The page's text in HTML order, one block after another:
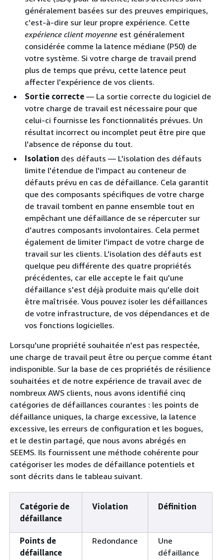
généralement basées sur des preuves empiriques,
c'est-à-dire sur leur propre expérience. Cette
expérience client moyenne est généralement
considérée comme la latence médiane (P50) de
votre système. Si votre charge de travail prend
plus de temps que prévu, cette latence peut
affecter l'expérience de vos clients.
Sortie correcte — La sortie correcte du logiciel de
votre charge de travail est nécessaire pour que
celui-ci fournisse les fonctionnalités prévues. Un
résultat incorrect ou incomplet peut être pire que
l'absence de réponse du tout.
Isolation des défauts — L'isolation des défauts
limite l'étendue de l'impact au conteneur de
défauts prévu en cas de défaillance. Cela garantit
que des composants spécifiques de votre charge
de travail tombent en panne ensemble tout en
empêchant une défaillance de se répercuter sur
d'autres composants involontaires. Cela permet
également de limiter l'impact de votre charge de
travail sur les clients. L'isolation des défauts est
quelque peu différente des quatre propriétés
précédentes, car elle accepte le fait qu'une
défaillance s'est déjà produite mais qu'elle doit
être maîtrisée. Vous pouvez isoler les défaillances
de votre infrastructure, de vos dépendances et de
vos fonctions logicielles.
Lorsqu'une propriété souhaitée n'est pas respectée,
une charge de travail peut être ou perçue comme étant
indisponible. Sur la base de ces propriétés de résilience
souhaitées et de notre expérience de travail avec de
nombreux AWS clients, nous avons identifié cinq
catégories de défaillances courantes : les points de
défaillance uniques, la charge excessive, la latence
excessive, les erreurs de configuration et les bogues,
et le destin partagé, que nous avons abrégés en
SEEMS. Ils fournissent une méthode cohérente pour
catégoriser les modes de défaillance potentiels et
sont décrits dans le tableau suivant.
Catégorie de
défaillance
Violation Définition
Points de
défaillance
Redondance
Une
défaillance